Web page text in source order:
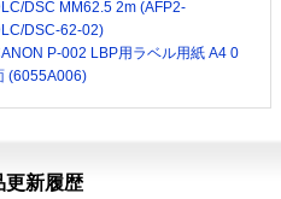
DSC MM62.5 2m (AFP2-
DSC-62-02)
P-002 LBP用ラベル用紙 A4 0
(6055A006)
更新履歴